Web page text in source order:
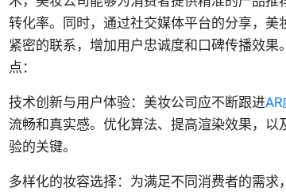
转化率。同时，通过社交媒体平台的分享，
紧密的联系，增加用户忠诚度和口碑传播效
点：
技术创新与用户体验：美妆公司应不断跟进
流畅和真实感。优化算法、提高渲染效果，
验的关键。
多样化的妆容选择：为满足不同消费者的需